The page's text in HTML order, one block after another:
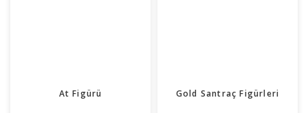
At Figürü Gold Santraç Figürleri